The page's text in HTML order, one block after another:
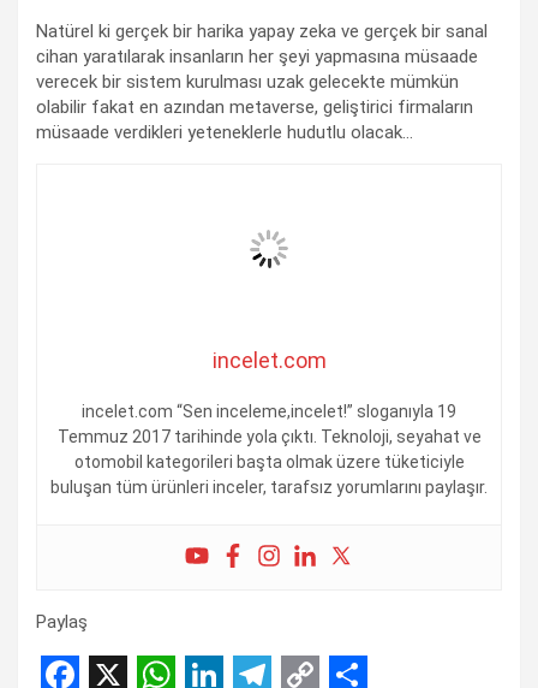
Natürel ki gerçek bir harika yapay zeka ve gerçek bir sanal
cihan yaratılarak insanların her şeyi yapmasına müsaade
verecek bir sistem kurulması uzak gelecekte mümkün
olabilir fakat en azından metaverse, geliştirici firmaların
müsaade verdikleri yeteneklerle hudutlu olacak…
incelet.com
incelet.com “Sen inceleme,incelet!” sloganıyla 19
Temmuz 2017 tarihinde yola çıktı. Teknoloji, seyahat ve
otomobil kategorileri başta olmak üzere tüketiciyle
buluşan tüm ürünleri inceler, tarafsız yorumlarını paylaşır.
Paylaş